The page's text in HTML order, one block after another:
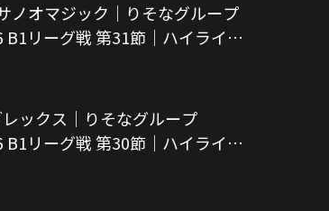
ノオマジック｜りそなグループ
B1リーグ戦 第31節｜ハイライト
ク東京）
ックス｜りそなグループ
B1リーグ戦 第30節｜ハイライト
ク東京）